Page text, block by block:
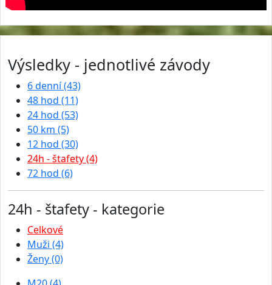
Výsledky - jednotlivé závody
6 denní (43)
48 hod (11)
24 hod (53)
50 km (5)
12 hod (30)
24h - štafety (4)
72 hod (6)
24h - štafety - kategorie
Celkové
Muži (4)
Ženy (0)